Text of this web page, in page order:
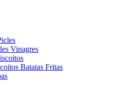
Vinagres
Batatas Fritas